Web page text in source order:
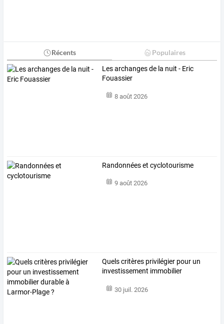
Récents Populaires
Les archanges de la nuit - Eric
Fouassier
8 août 2026
Randonnées et cyclotourisme
9 août 2026
Quelscritères privilégier pour un
investissement immobilier
30 juil. 2026